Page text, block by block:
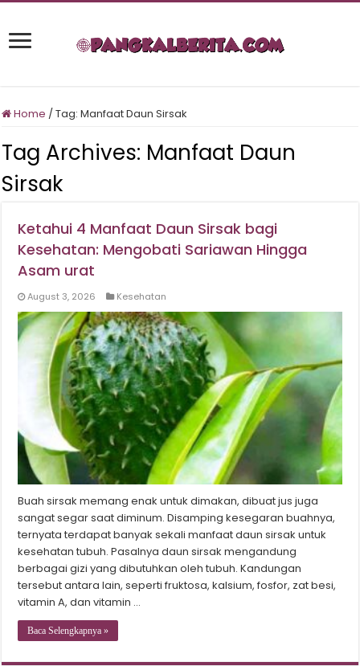
Home /Tag:Manfaat Daun Sirsak
Tag Archives: Manfaat Daun
Sirsak
Ketahui 4 Manfaat Daun Sirsak bagi
Kesehatan: Mengobati Sariawan Hingga
Asam urat
August 3, 2026 Kesehatan
Buah sirsak memang enak untuk dimakan, dibuat jus juga
sangat segar saat diminum. Disamping kesegaran buahnya,
ternyata terdapat banyak sekali manfaat daun sirsak untuk
kesehatan tubuh. Pasalnya daun sirsak mengandung
berbagai gizi yang dibutuhkan oleh tubuh. Kandungan
tersebut antara lain, seperti fruktosa, kalsium, fosfor, zat besi,
vitamin A, dan vitamin …
Baca Selengkapnya »